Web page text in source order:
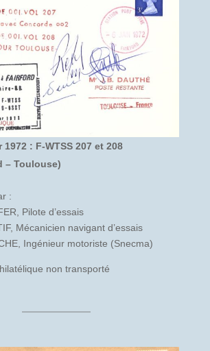
1972 : F-WTSS 207 et 208
– Toulouse)
:
Pilote d’essais
Mécanicien navigant d’essais
Ingénieur motoriste (Snecma)
non transporté